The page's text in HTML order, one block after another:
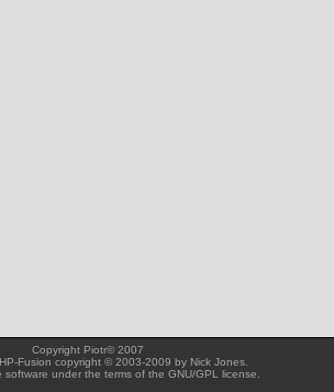
Copyright Piotr© 2007
Fusion copyright © 2003-2009 by Nick Jones.
software under the terms of the GNU/GPL license.